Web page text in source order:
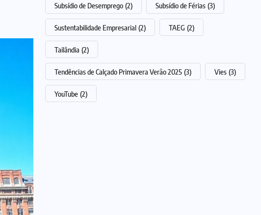
Subsídio de Desemprego (2) Subsídio de Férias (3)
Sustentabilidade Empresarial (2) TAEG (2)
Tailândia (2)
Tendências de Calçado Primavera Verão 2025 (3) Vies (3)
YouTube (2)